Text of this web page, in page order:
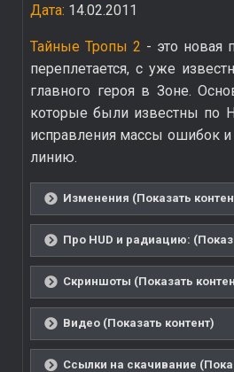
Дата: 14.02.2011
Тайные Тропы 2 - это новая
переплетается, с уже
главного героя в Зоне.
которые были известны по
исправления массы ошибок
линию.
Изменения (Показать
Про HUD и радиацию:
Скриншоты (Показать
Видео (Показать контент)
Ссылки на скачивание